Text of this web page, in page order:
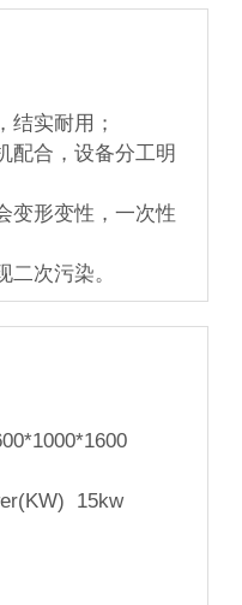
结实耐用；
配合，设备分工明
变形变性，一次性
次污染。
15kw